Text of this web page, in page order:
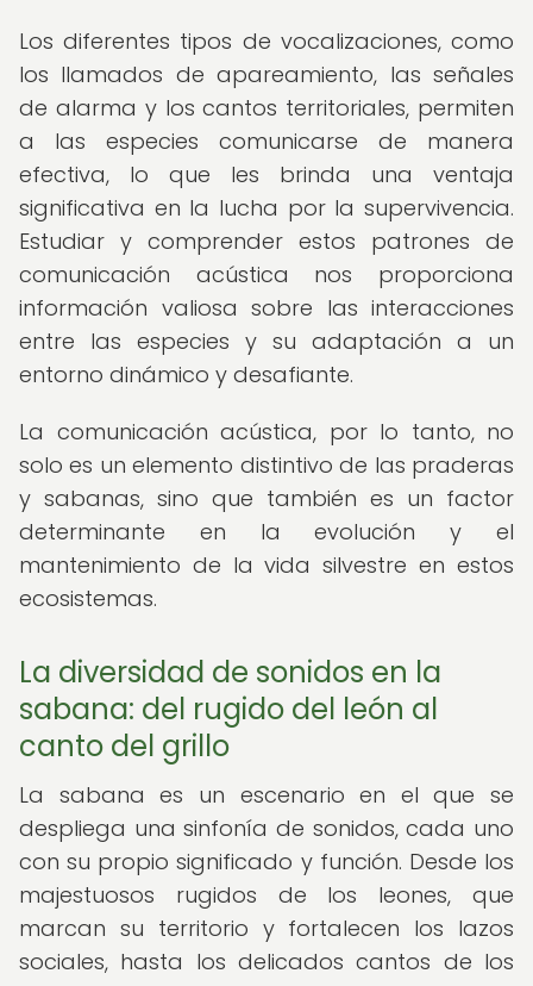
Los diferentes tipos de vocalizaciones, como
los llamados de apareamiento, las señales
de alarma y los cantos territoriales, permiten
a las especies comunicarse de manera
efectiva, lo que les brinda una ventaja
significativa en la lucha por la supervivencia.
Estudiar y comprender estos patrones de
comunicación acústica nos proporciona
información valiosa sobre las interacciones
entre las especies y su adaptación a un
entorno dinámico y desafiante.
La comunicación acústica, por lo tanto, no
solo es un elemento distintivo de las praderas
y sabanas, sino que también es un factor
determinante en la evolución y el
mantenimiento de la vida silvestre en estos
ecosistemas.
La diversidad de sonidos en la
sabana: del rugido del león al
canto del grillo
La sabana es un escenario en el que se
despliega una sinfonía de sonidos, cada uno
con su propio significado y función. Desde los
majestuosos rugidos de los leones, que
marcan su territorio y fortalecen los lazos
sociales, hasta los delicados cantos de los